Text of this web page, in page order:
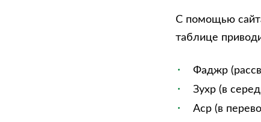
С помощью
таблице
Фаджр
Зухр (в
Аср (в